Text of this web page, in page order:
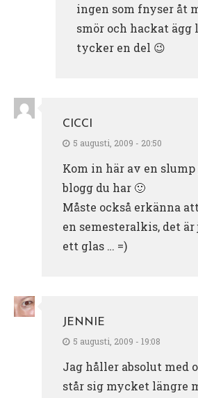
ingen som fnyser åt
smör och hackat
tycker en del 😉
CICCI
5 augusti, 2009 - 20:50
Kom in här av en
blogg du har 🙂
Måste också erkänna
en semesteralkis, det är
ett glas … =)
JENNIE
5 augusti, 2009 - 19:08
Jag håller absolut med
står sig mycket längre